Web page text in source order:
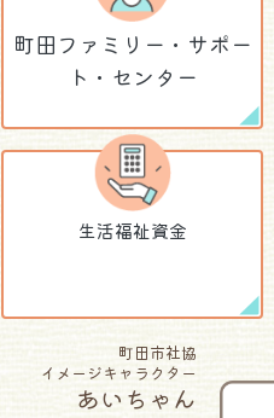
町田ファミリー・ サポー
ト・センター
生活福祉資金
町田市社協
イメージキャラクター
あいちゃん